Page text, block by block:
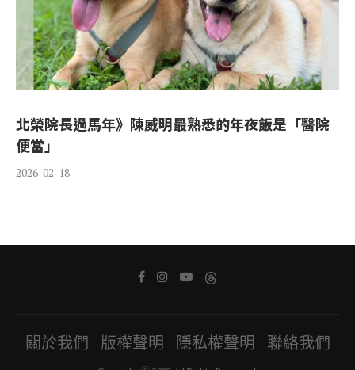
北榮院長過馬年》陳威明最熟悉的年夜飯是「醫院
便當」
2026-02-18
關於我們 版權聲明 隱私權聲明 聯絡我們